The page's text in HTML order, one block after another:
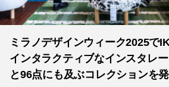
ミラノデザインウィーク2025で
インタラクティブなインスタレ
と96点にも及ぶコレクションを